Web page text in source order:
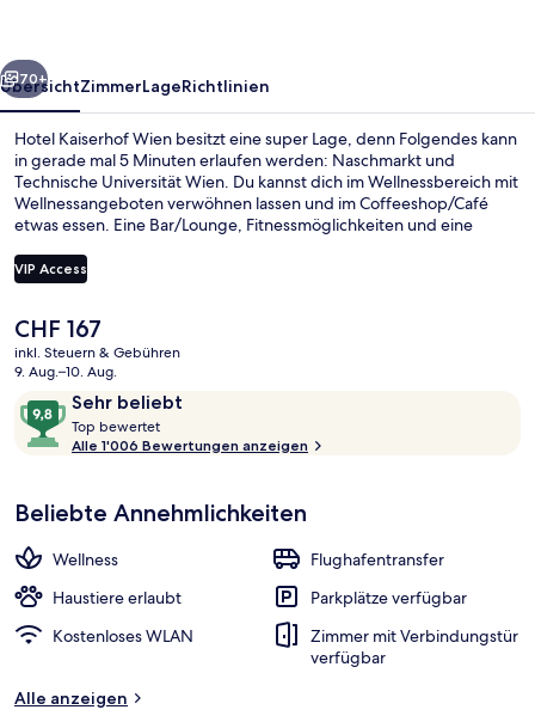
Weiter
70+
ÜbersichtZimmerLageRichtlinien
Hotel Kaiserhof Wien besitzt eine super Lage, denn Folgendes kann
in gerade mal 5 Minuten erlaufen werden: Naschmarkt und
Technische Universität Wien. Du kannst dich im Wellnessbereich mit
Wellnessangeboten verwöhnen lassen und im Coffeeshop/Café
etwas essen. Eine Bar/Lounge, Fitnessmöglichkeiten und eine
und der allgemeine Zustand erhalten tolle Bewertungen von
anderen Reisenden. Die Unterkunft ist nur einen kurzen Fußmarsch
man 3 Minuten (S-Bahn-Station Wien Resselgasse) bzw. 3 Minuten
(Straßenbahnhaltestelle Paulanergasse).
VIP Access
Der
aktuelle
Preis
CHF 167.
CHF 167
inkl. Steuern & Gebühren
9. Aug.–10. Aug.
Bewertungen
Sehr beliebt
9,8
von
10,
beliebt
Top bewertet
o
b
r
e
Alle 1'006 Bewertungen anzeigen
Beliebte Annehmlichkeiten
Wellness
Flughafentransfer
Haustiere erlaubt
Parkplätze verfügbar
Kostenloses WLAN
Zimmer mit Verbindungstür
verfügbar
Alle anzeigen